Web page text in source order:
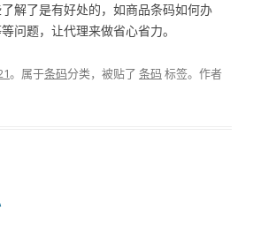
解了是有好处的，如商品条码如何办
问题，让代理来做省心省力。
。属于条码分类，被贴了 条码 标签。 作者